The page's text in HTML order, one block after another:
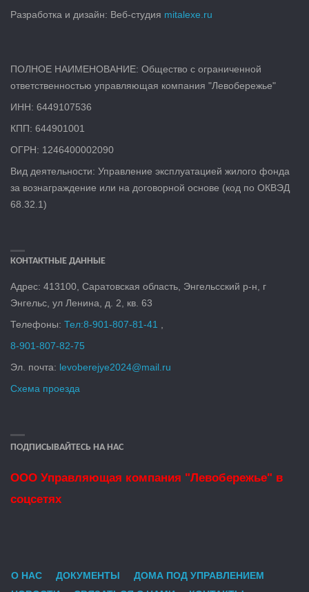
Разработка и дизайн: Веб-студия mitalexe.ru
ПОЛНОЕ НАИМЕНОВАНИЕ: Общество с ограниченной
ответственностью управляющая компания "Левобережье"
ИНН: 6449107536
КПП: 644901001
ОГРН: 1246400002090
Вид деятельности: Управление эксплуатацией жилого фонда
за вознаграждение или на договорной основе (код по ОКВЭД
68.32.1)
КОНТАКТНЫЕ ДАННЫЕ
Адрес: 413100, Саратовская область, Энгельсский р-н, г
Энгельс, ул Ленина, д. 2, кв. 63
Телефоны:Тел:8-901-807-81-41 ,
8-901-807-82-75
Эл. почта: levoberejye2024@mail.ru
Схема проезда
ПОДПИСЫВАЙТЕСЬ НА НАС
ООО Управляющая компания "Левобережье" в
соцсетях
О НАС ДОКУМЕНТЫ
ДОМА ПОД УПРАВЛЕНИЕМ